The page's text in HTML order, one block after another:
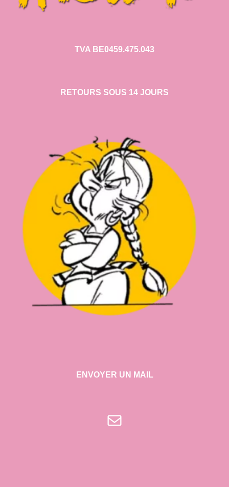
TVA BE0459.475.043
RETOURS SOUS 14 JOURS
ENVOYER UN MAIL
E-mail